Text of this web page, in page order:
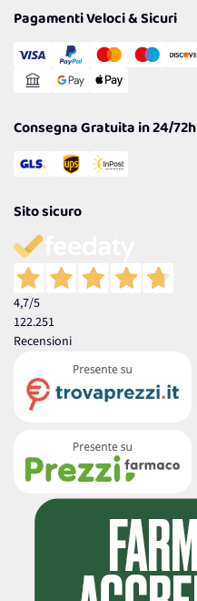
Cookie Policy
Gestisci Cookie
Reso Facile e Veloce
Pagamenti Veloci & Sicuri
Consegna Gratuita in 24/72h
Sito sicuro
4,7/5
122.251
Recensioni